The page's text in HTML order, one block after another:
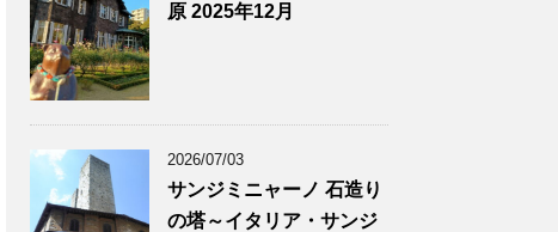
原 2025年12月
2026/07/03
サンジミニャーノ 石造り
の塔～イタリア・サンジ